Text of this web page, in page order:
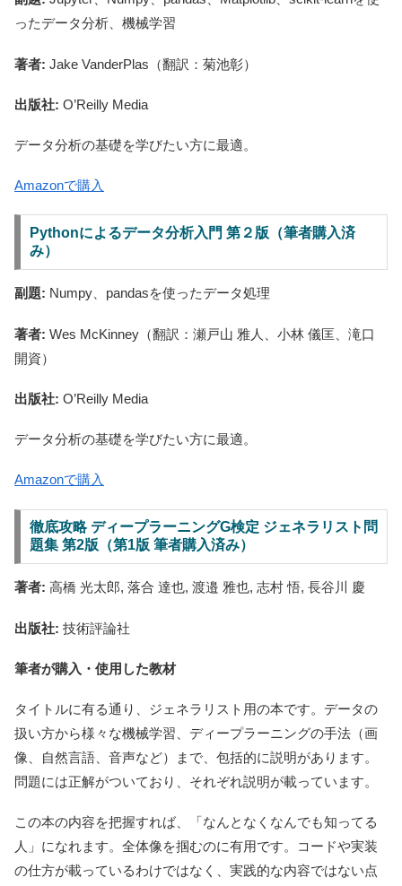
ったデータ分析、機械学習
著者: Jake VanderPlas（翻訳：菊池彰）
出版社: O’Reilly Media
データ分析の基礎を学びたい方に最適。
Amazonで購入
Pythonによるデータ分析入門 第２版（筆者購入済
み）
副題: Numpy、pandasを使ったデータ処理
著者: Wes McKinney（翻訳：瀬戸山 雅人、小林 儀匡、滝口
開資）
出版社: O’Reilly Media
データ分析の基礎を学びたい方に最適。
Amazonで購入
徹底攻略 ディープラーニングG検定 ジェネラリスト問
題集 第2版（第1版 筆者購入済み）
著者: 高橋 光太郎, 落合 達也, 渡邉 雅也, 志村 悟, 長谷川 慶
出版社: 技術評論社
筆者が購入・使用した教材
タイトルに有る通り、ジェネラリスト用の本です。データの
扱い方から様々な機械学習、ディープラーニングの手法（画
像、自然言語、音声など）まで、包括的に説明があります。
問題には正解がついており、それぞれ説明が載っています。
この本の内容を把握すれば、「なんとなくなんでも知ってる
人」になれます。全体像を掴むのに有用です。コードや実装
の仕方が載っているわけではなく、実践的な内容ではない点